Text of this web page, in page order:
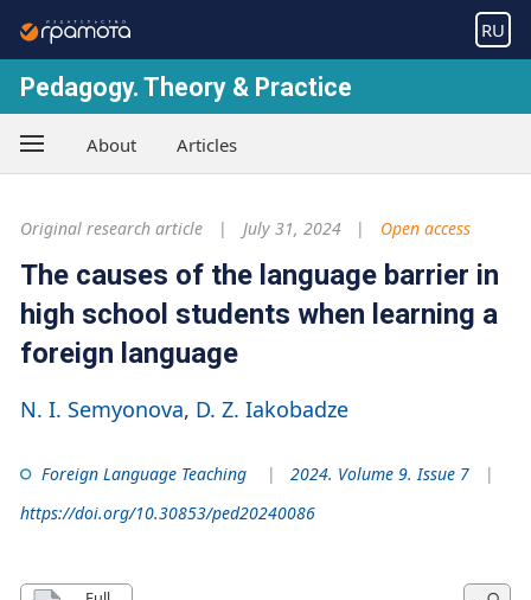
RU
Pedagogy. Theory & Practice
About Articles
Original research article July 31, 2024 Open access
The causes of the language barrier in
high school students when learning a
foreign language
N. I. Semyonova D. Z. Iakobadze
Foreign Language Teaching
2024. Volume 9. Issue 7
https://doi.org/10.30853/ped20240086